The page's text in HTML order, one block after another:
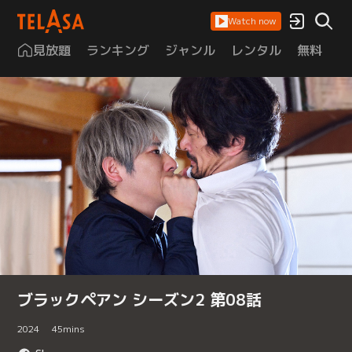
Watch now
見放題 ランキング ジャンル レンタル 無料
ブラックペアン シーズン2 第08話
2024 45mins